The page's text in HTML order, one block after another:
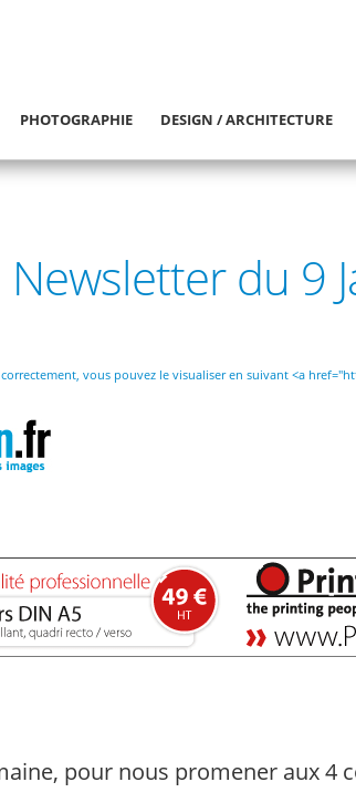
PHOTOGRAPHIE DESIGN / ARCHITECTURE
Newsletter du 9
vous pouvez le visualiser en suivant <a
pour nous promener aux 4